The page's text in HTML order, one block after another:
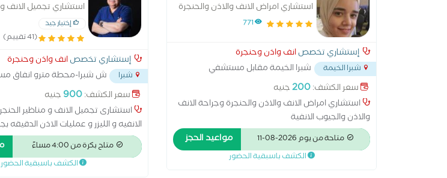
استشاري امراض الانف والاذن والحنجرة
771
إستشاري تخصصانف واذن وحنجرة
شبرا الخيمة
شبرا الخيمة مقابل مستشفي
تبارك محطة قهوة شرف ... سعر الكشف:200جنيه
استشاري امراض الانف والاذن والحنجرة وجراحة الانف
والاذن والجيوب الانفية
متاحة من يوم 2026-08-11 مواعيد الحجز
الكشف باسبقية الحضور
استشاري تجميل
الانف و الاذن و الحنجره
شمس
إختيار جيد
(41 تقييم)
إستشاري تخصصانف واذن وحنجرة
شبرا ش شبرا-محطة مترو انفاق
سعر الكشف:900 جنيه
استشارى تجميل الانف و مناظير
الانفيه و الليزر و عمليات الاذن الدقيقه
امريكا
متاح بكرة من 4:00 مساءً
الكشف باسبقية الحضور